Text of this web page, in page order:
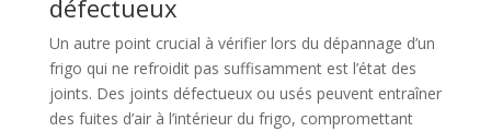
défectueux
Un autre point crucial à vérifier lors du dépannage d’un
frigo qui ne refroidit pas suffisamment est l’état des
joints. Des joints défectueux ou usés peuvent entraîner
des fuites d’air à l’intérieur du frigo, compromettant